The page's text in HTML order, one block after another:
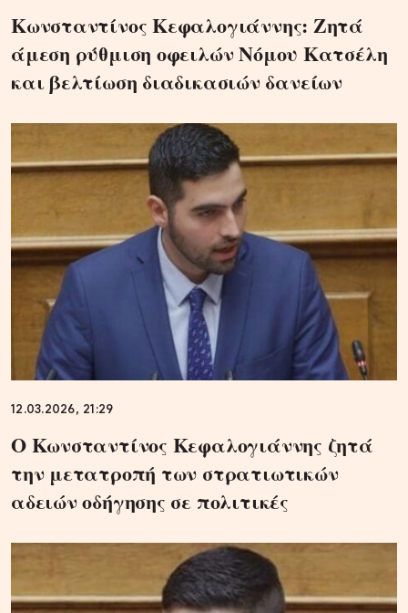
Κωνσταντίνος Κεφαλογιάννης: Ζητά
άμεση ρύθμιση οφειλών Νόμου Κατσέλη
και βελτίωση διαδικασιών δανείων
12.03.2026, 21:29
Ο Κωνσταντίνος Κεφαλογιάννης ζητά
την μετατροπή των στρατιωτικών
αδειών οδήγησης σε πολιτικές